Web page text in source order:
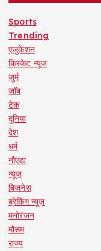
Sports
Trending
एजुकेशन
क्रिकेट न्यूज
जुर्म
जॉब
टेक
दुनिया
देश
धर्म
नौएडा
न्यूज
बिजनेस
ब्रेकिंग न्यूज़
मनोरंजन
मौसम
राज्य